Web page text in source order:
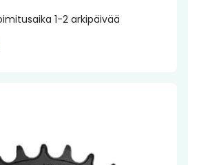
1-2 arkipäivää